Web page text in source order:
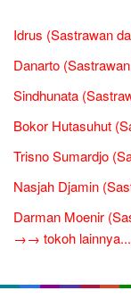
Idrus (Sastrawan
Danarto
Sindhunata
Bokor Hutasuhut
Trisno Sumardjo
Nasjah Djamin
Darman Moenir
→→ tokoh lainnya...